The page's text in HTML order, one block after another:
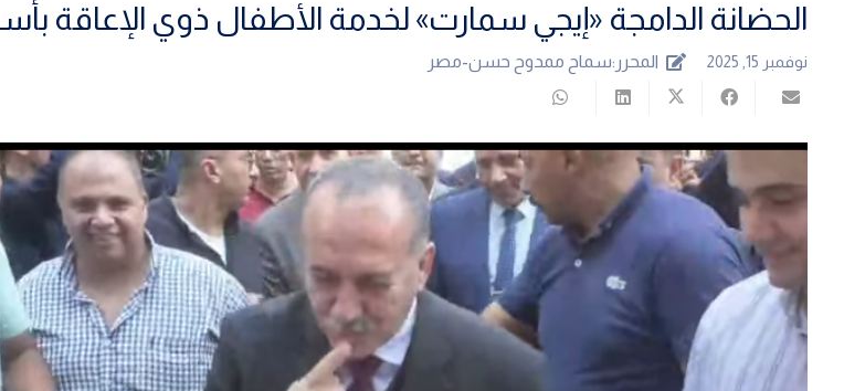
الحضانة الدامجة «إيجي سمارت» لخدمة الأطفال ذوي الإعاقة
نوفمبر 15, 2025 المحرر:سماح ممدوح حسن-مصر